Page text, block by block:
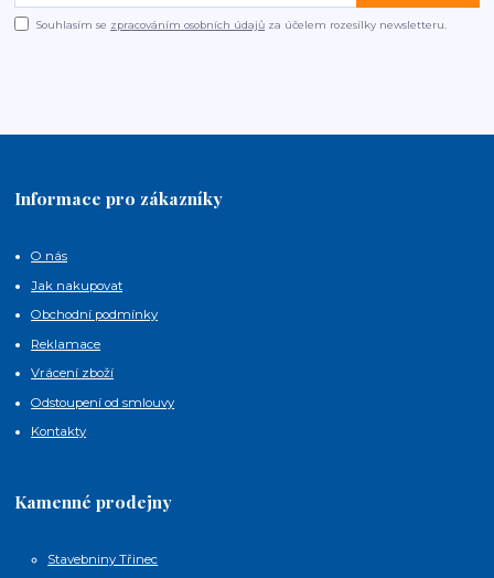
Souhlasím se zpracováním osobních údajů za účelem rozesílky newsletteru.
Informace pro zákazníky
O nás
Jak nakupovat
Obchodní podmínky
Reklamace
Vrácení zboží
Odstoupení od smlouvy
Kontakty
Kamenné prodejny
Stavebniny Třinec